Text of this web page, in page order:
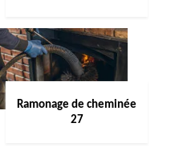
Ramonage de cheminée
27